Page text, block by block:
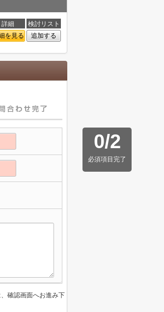
詳細
検討リスト
を見る 追加する
0/2
必須項目完了
確認画面へお進み下